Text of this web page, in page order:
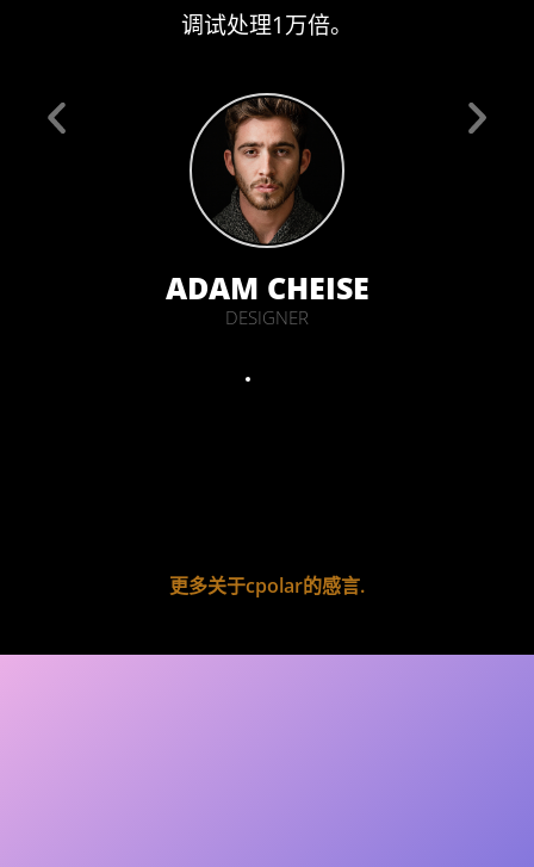
调试处理1万倍。
ADAM CHEISE
DESIGNER
更多关于cpolar的感言.